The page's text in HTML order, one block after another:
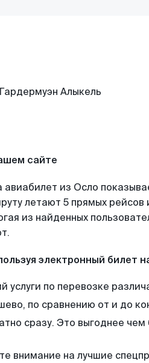
сайте
авиабилет из Осло
летают 5 прямых рейсов
из найденных
электронный билет
услуги по перевозке
по сравнению от и до
сразу. Это выгоднее
внимание на лучшие